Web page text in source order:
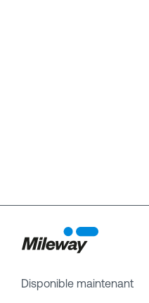
Disponible maintenant